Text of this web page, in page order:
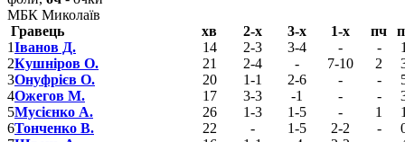
МБК Миколаїв
Гравець
хв 2-х 3-х 1-х пч
1Іванов Д. 14 2-3 3-4 - -
2Кушніров О. 21 2-4 - 7-10 2
3Онуфрієв О. 20 1-1 2-6 - -
4Ожегов М. 17 3-3 -1 - -
5Мусієнко А. 26 1-3 1-5 - 1
6Тонченко В. 22 - 1-5 2-2 -